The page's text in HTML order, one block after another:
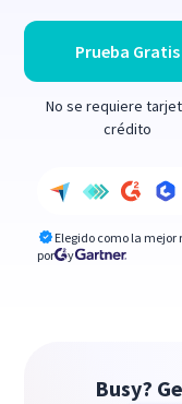
Prueba Gratis
No se requiere
crédito
Elegido como la
por
y
Busy?